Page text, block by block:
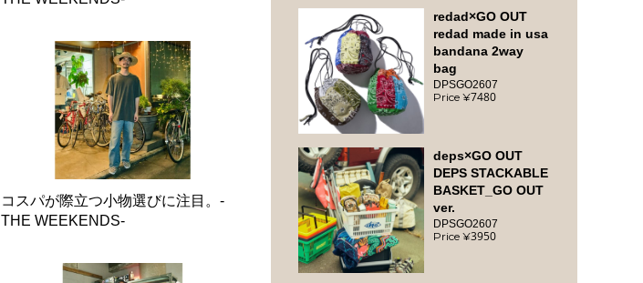
コスパが際立つ小物選びに注目。-
THE WEEKENDS-
redad×GO OUT
redad made in usa
bandana 2way
bag
DPSGO2607
7480
deps×GO OUT
DEPS STACKABLE
BASKET_GO OUT
ver.
DPSGO2607
3950